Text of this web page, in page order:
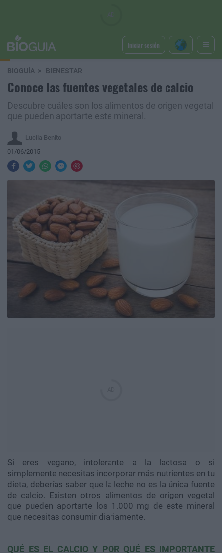
Iniciar sesión
BIOGUÍA BIENESTAR
Conoce las fuentes vegetales de calcio
Descubre cuáles son los alimentos de origen vegetal
que pueden aportarte este mineral.
Lucila Benito
01/06/2015
Si eres vegano, intolerante a la lactosa o si
simplemente necesitas incorporar más nutrientes en tu
dieta, deberías saber que la leche no es la única fuente
de calcio. Existen otros alimentos de origen vegetal
que pueden aportarte los 1.000 mg de este mineral
que necesitas consumir diariamente.
QUÉ ES EL CALCIO Y POR QUÉ ES IMPORTANTE